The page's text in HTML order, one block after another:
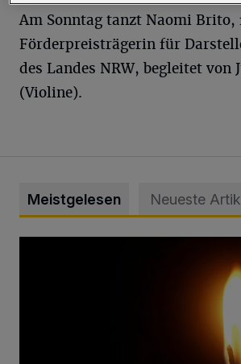
Am Sonntag tanzt Naomi
Förderpreisträgerin für
des Landes NRW, begleitet von
(Violine).
Meistgelesen Neueste